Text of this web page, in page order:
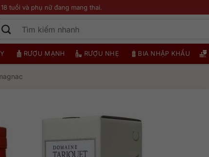
tuổi và phụ nữ đang mang thai.
RƯỢU MẠNH RƯỢU NHẸ BIA NHẬP KHẨU